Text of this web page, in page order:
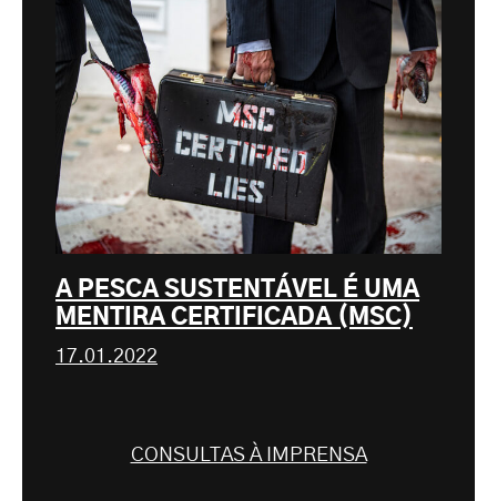
A PESCA SUSTENTÁVEL É UMA
MENTIRA CERTIFICADA (MSC)
17.01.2022
CONSULTAS À IMPRENSA